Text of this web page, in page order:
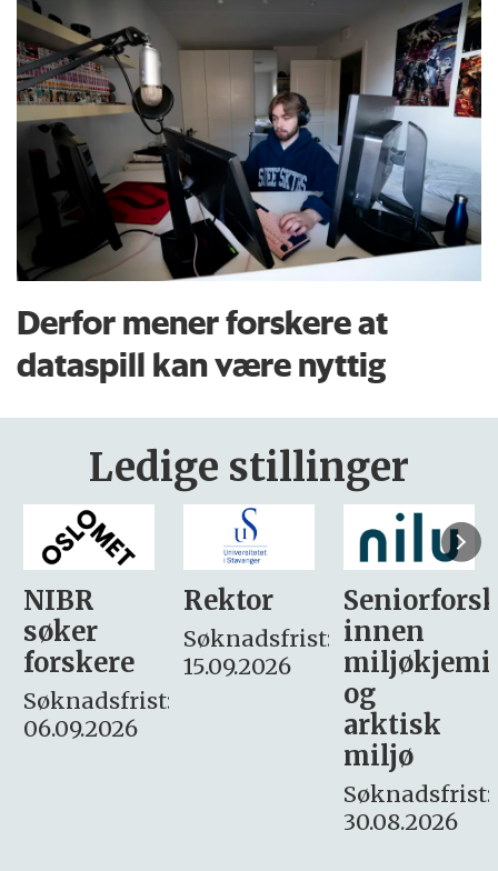
Derfor mener forskere at
dataspill kan være nyttig
Ledige stillinger
Rektor
Søknadsfrist:
15.09.2026
Seniorforsker
innen
miljøkjemi
søker
– fast
Søknadsfrist:
16. august.